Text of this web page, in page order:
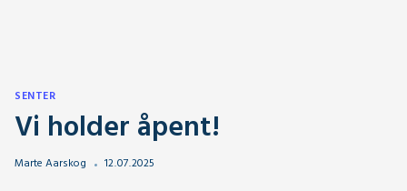
SENTER
Vi holder åpent!
Marte Aarskog 12.07.2025